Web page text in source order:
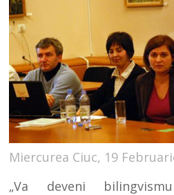
Miercurea Ciuc, 19
„Va deveni